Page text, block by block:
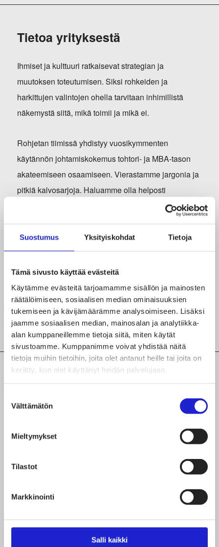
Suostumus Yksityiskohdat Tietoja
Tämä sivusto käyttää evästeitä
Käytämme evästeitä tarjoamamme sisällön ja mainosten
räätälöimiseen, sosiaalisen median ominaisuuksien
tukemiseen ja kävijämäärämme analysoimiseen. Lisäksi
jaamme sosiaalisen median, mainosalan ja analytiikka-
alan kumppaneillemme tietoja siitä, miten käytät
sivustoamme. Kumppanimme voivat yhdistää näitä
tietoja muihin tietoihin, joita olet antanut heille tai joita on
kerätty, kun olet käyttänyt heidän palvelujaan.
valinta
Välttämätön
Mieltymykset
Tilastot
Markkinointi
Salli kaikki
Tietoa yrityksestä
Ihmiset ja kulttuuri ratkaisevat strategian ja
muutoksen toteutumisen. Siksi rohkeiden ja
harkittujen valintojen ohella tarvitaan inhimillistä
näkemystä siitä, mikä toimii ja mikä ei.
Rohjetan tiimissä yhdistyy vuosikymmenten
käytännön johtamiskokemus tohtori- ja MBA-tason
akateemiseen osaamiseen. Vierastamme jargonia ja
pitkiä kalvosarjoja. Haluamme olla helposti
lähestyttävä asioiden kiteyttäjä ja selkeyttäjä, jonka
kanssa on mutkatonta tehdä töitä.